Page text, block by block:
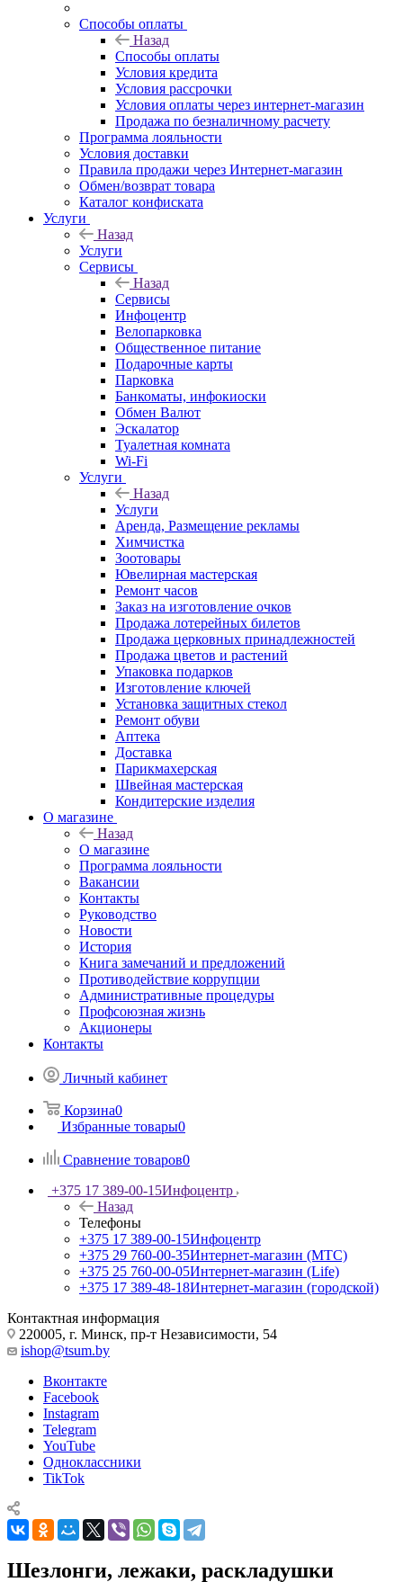
Способы оплаты
Назад
Способы оплаты
Условия кредита
Условия рассрочки
Условия оплаты через интернет-магазин
Продажа по безналичному расчету
Программа лояльности
Условия доставки
Правила продажи через Интернет-магазин
Обмен/возврат товара
Каталог конфиската
Услуги
Назад
Услуги
Сервисы
Назад
Сервисы
Инфоцентр
Велопарковка
Общественное питание
Подарочные карты
Парковка
Банкоматы, инфокиоски
Обмен Валют
Эскалатор
Туалетная комната
Wi-Fi
Услуги
Назад
Услуги
Аренда, Размещение рекламы
Химчистка
Зоотовары
Ювелирная мастерская
Ремонт часов
Заказ на изготовление очков
Продажа лотерейных билетов
Продажа церковных принадлежностей
Продажа цветов и растений
Упаковка подарков
Изготовление ключей
Установка защитных стекол
Ремонт обуви
Аптека
Доставка
Парикмахерская
Швейная мастерская
Кондитерские изделия
О магазине
Назад
О магазине
Программа лояльности
Вакансии
Контакты
Руководство
Новости
История
Книга замечаний и предложений
Противодействие коррупции
Административные процедуры
Профсоюзная жизнь
Акционеры
Контакты
Личный кабинет
Корзина0
Избранные товары0
Сравнение товаров0
+375 17 389-00-15Инфоцентр
Назад
Телефоны
+375 17 389-00-15Инфоцентр
+375 29 760-00-35Интернет-магазин (МТС)
+375 25 760-00-05Интернет-магазин (Life)
+375 17 389-48-18Интернет-магазин (городской)
Контактная информация
220005, г. Минск, пр-т Независимости, 54
ishop@tsum.by
Вконтакте
Facebook
Instagram
Telegram
YouTube
Одноклассники
TikTok
Шезлонги, лежаки, раскладушки